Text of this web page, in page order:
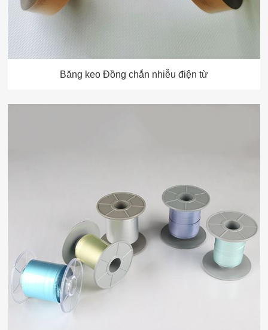
Băng keo Đồng chắn nhiễu điện từ